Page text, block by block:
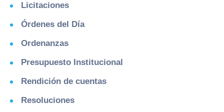
Licitaciones
Órdenes del Día
Ordenanzas
Presupuesto Institucional
Rendición de cuentas
Resoluciones